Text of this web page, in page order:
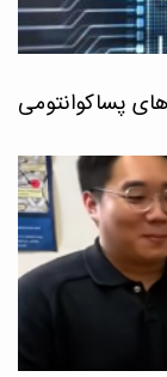
پسا‌کوانتومی